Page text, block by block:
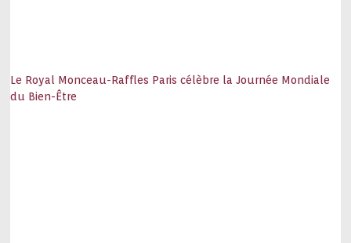
Le Royal Monceau-Raffles Paris célèbre la Journée Mondiale
du Bien-Être